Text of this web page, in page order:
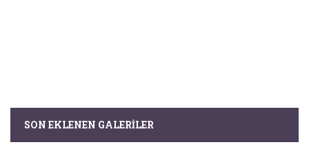
SON EKLENEN GALERILER